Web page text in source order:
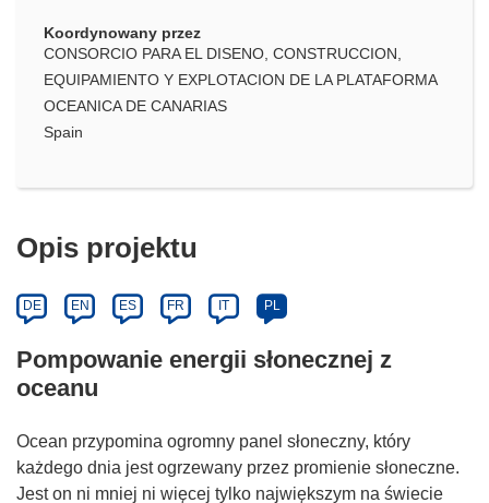
Koordynowany przez
CONSORCIO PARA EL DISENO, CONSTRUCCION,
EQUIPAMIENTO Y EXPLOTACION DE LA PLATAFORMA
OCEANICA DE CANARIAS
Spain
Opis projektu
DE EN ES FR IT PL
Pompowanie energii słonecznej z
oceanu
Ocean przypomina ogromny panel słoneczny, który
każdego dnia jest ogrzewany przez promienie słoneczne.
Jest on ni mniej ni więcej tylko największym na świecie